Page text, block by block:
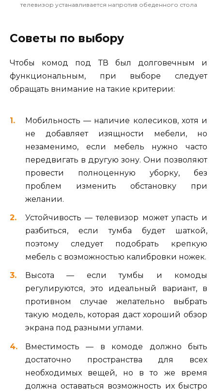
телевизор устанавливается напротив обеденного стола
Советы по выбору
Чтобы комод под ТВ был долговечным и
функциональным, при выборе следует
обращать внимание на такие критерии:
Мобильность — наличие колесиков, хотя и
не добавляет изящности мебели, но
незаменимо, если мебель нужно часто
передвигать в другую зону. Они позволяют
провести полноценную уборку, без
проблем изменить обстановку при
желании.
Устойчивость — телевизор может упасть и
разбиться, если тумба будет шаткой,
поэтому следует подобрать крепкую
мебель с возможностью калибровки ножек.
Высота — если тумбы и комоды
регулируются, это идеальный вариант, в
противном случае желательно выбрать
такую модель, которая даст хороший обзор
экрана под разными углами.
Вместимость — в комоде должно быть
достаточно пространства для всех
необходимых вещей, но в то же время
должна оставаться возможность их быстро